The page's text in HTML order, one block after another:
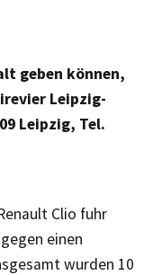
geben können,
Leipzig-
Leipzig, Tel.
Clio fuhr
einen
wurden 10